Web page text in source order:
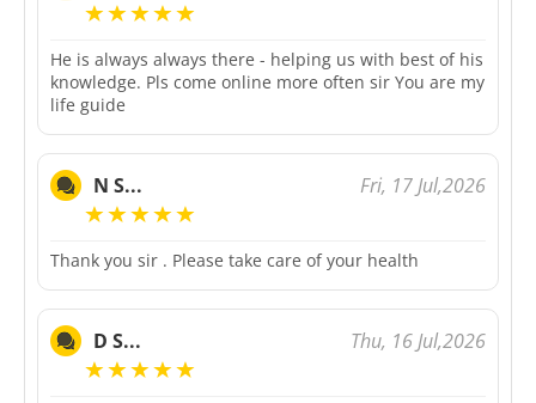
He is always always there - helping us with best of his
knowledge. Pls come online more often sir You are my
life guide
N S... Fri, 17 Jul,2026
Thank you sir . Please take care of your health
D S... Thu, 16 Jul,2026